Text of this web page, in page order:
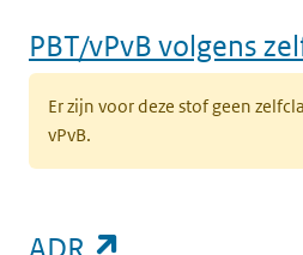
PBT/vPvB volgens
Er zijn voor deze stof geen
vPvB.
ADR